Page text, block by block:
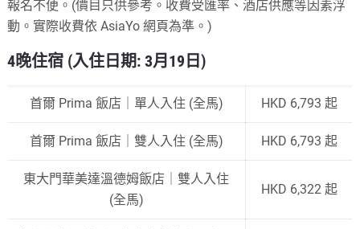
報名不便。(價目只供參考。收費受匯率、酒店供應等因素浮
動。實際收費依 AsiaYo 網頁為準。)
4晚住宿 (入住日期: 3月19日)
首爾 Prima 飯店｜單人入住 (全馬) HKD 6,793 起
首爾 Prima 飯店｜雙人入住 (全馬) HKD 6,793 起
東大門華美達溫德姆飯店｜雙人入住
(全馬)
HKD 6,322 起